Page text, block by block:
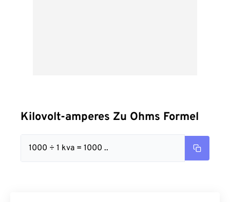
Kilovolt-amperes Zu Ohms Formel
1000 ÷ 1 kva = 1000 ..